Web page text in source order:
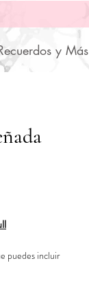
y Más
puedes incluir